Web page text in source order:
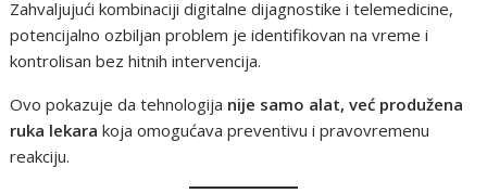
Zahvaljujući kombinaciji digitalne dijagnostike i telemedicine,
potencijalno ozbiljan problem je identifikovan na vreme i
kontrolisan bez hitnih intervencija.
Ovo pokazuje da tehnologija nije samo alat, već produžena
ruka lekara koja omogućava preventivu i pravovremenu
reakciju.